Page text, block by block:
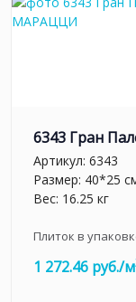
6343 Гран
Артикул: 6343
Размер: 40*25
Вес: 16.25 кг
Плиток в
1 272.46 руб./м